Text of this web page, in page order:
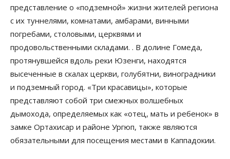
представление о «подземной» жизни жителей региона
с их туннелями, комнатами, амбарами, винными
погребами, столовыми, церквями и
продовольственными складами. . В долине Гомеда,
протянувшейся вдоль реки Юзенги, находятся
высеченные в скалах церкви, голубятни, виноградники
и подземный город. «Три красавицы», которые
представляют собой три смежных волшебных
дымохода, определяемых как «отец, мать и ребенок» в
замке Ортахисар и районе Ургюп, также являются
обязательными для посещения местами в Каппадокии.